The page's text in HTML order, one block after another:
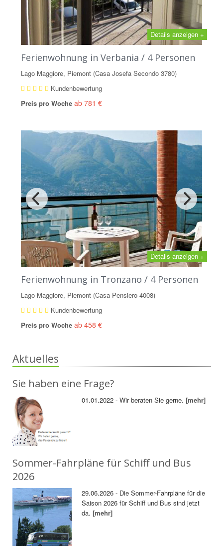
Details anzeigen +
Ferienwohnung in Verbania / 4 Personen
Lago Maggiore, Piemont (Casa Josefa Secondo 3780)
Kundenbewertung
Preis pro Woche ab 781 €
Details anzeigen +
Ferienwohnung in Tronzano / 4 Personen
Lago Maggiore, Piemont (Casa Pensiero 4008)
Kundenbewertung
Preis pro Woche ab 458 €
Aktuelles
Sie haben eine Frage?
01.01.2022 - Wir beraten Sie gerne.[mehr]
Sommer-Fahrpläne für Schiff und Bus
2026
29.06.2026 - Die Sommer-Fahrpläne für die
Saison 2026 für Schiff und Bus sind jetzt
da.[mehr]